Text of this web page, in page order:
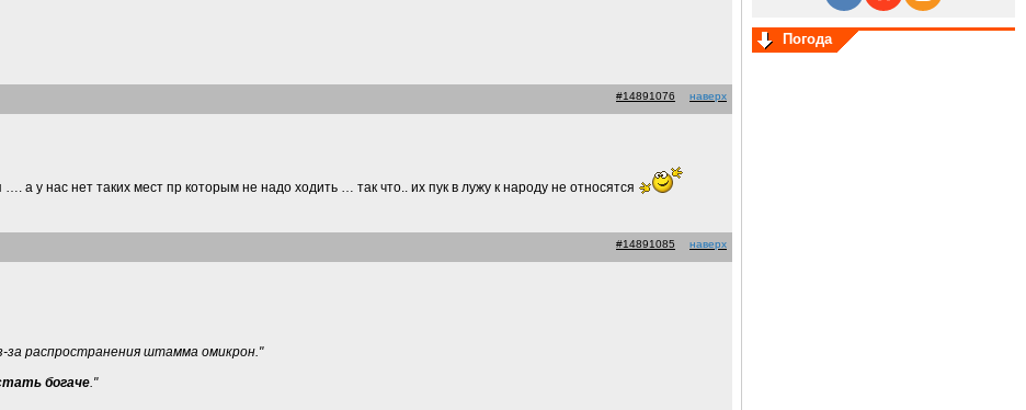
#14891076 наверх
а у нас нет таких мест пр которым не надо ходить … так что.. их пук в лужу к народу не относятся
#14891085 наверх
за распространения штамма омикрон."
богаче."
Погода